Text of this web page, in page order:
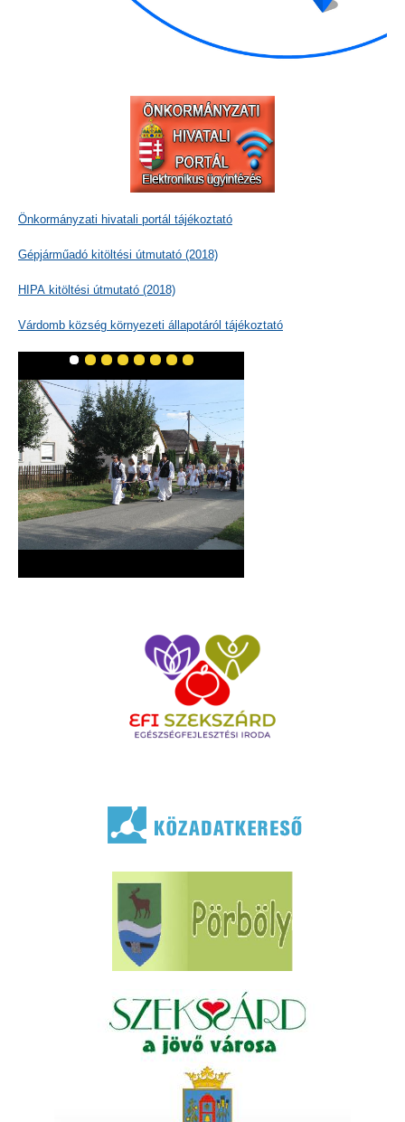
Önkormányzati hivatali portál tájékoztató
Gépjárműadó kitöltési útmutató (2018)
HIPA kitöltési útmutató (2018)
Várdomb község környezeti állapotáról tájékoztató